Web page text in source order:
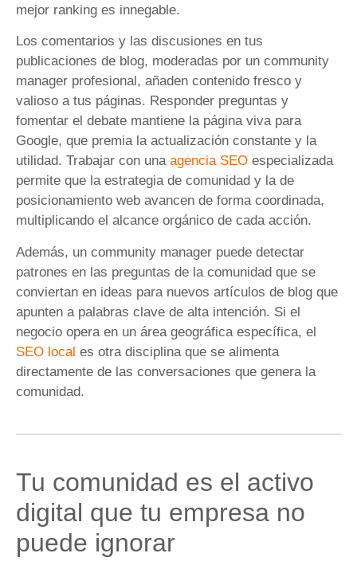
mejor ranking es innegable.
Los comentarios y las discusiones en tus
publicaciones de blog, moderadas por un community
manager profesional, añaden contenido fresco y
valioso a tus páginas. Responder preguntas y
fomentar el debate mantiene la página viva para
Google, que premia la actualización constante y la
utilidad. Trabajar con una agencia SEO especializada
permite que la estrategia de comunidad y la de
posicionamiento web avancen de forma coordinada,
multiplicando el alcance orgánico de cada acción.
Además, un community manager puede detectar
patrones en las preguntas de la comunidad que se
conviertan en ideas para nuevos artículos de blog que
apunten a palabras clave de alta intención. Si el
negocio opera en un área geográfica específica, el
SEO local es otra disciplina que se alimenta
directamente de las conversaciones que genera la
comunidad.
Tu comunidad es el activo
digital que tu empresa no
puede ignorar